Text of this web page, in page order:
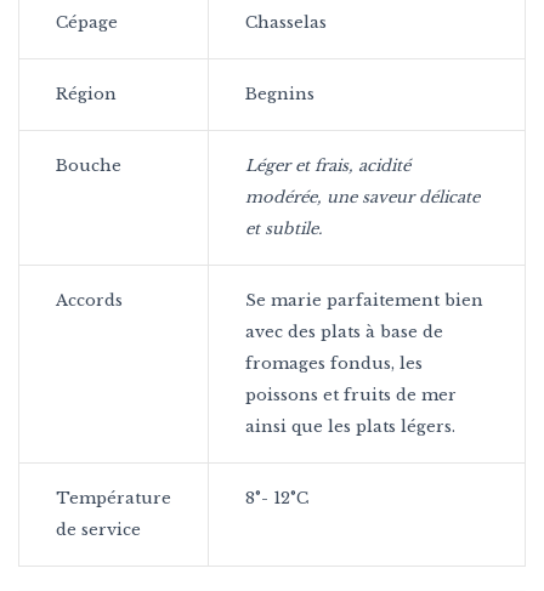
Cépage Chasselas
Région Begnins
Bouche
Léger et frais, acidité
modérée, une saveur délicate
et subtile.
Accords
Se marie parfaitement bien
avec des plats à base de
fromages fondus, les
poissons et fruits de mer
ainsi que les plats légers.
Température
de service
8°- 12°C